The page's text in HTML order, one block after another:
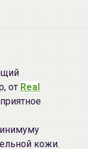
от Real
кожи.